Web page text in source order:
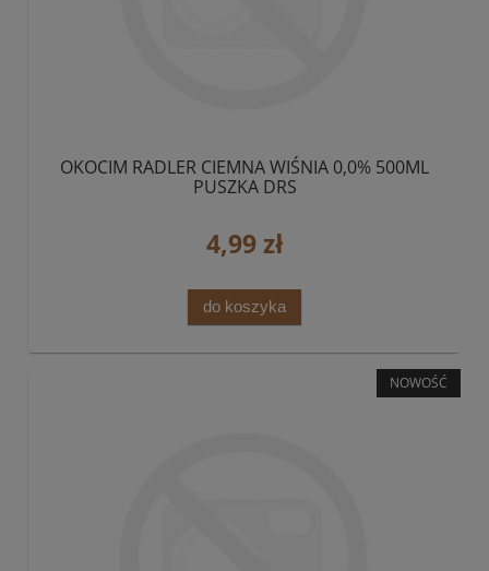
OKOCIM RADLER CIEMNA WIŚNIA 0,0% 500ML
PUSZKA DRS
4,99 zł
do koszyka
NOWOŚĆ